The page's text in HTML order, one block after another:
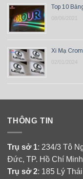
Top 10
08/06/2021
Xi Mạ
02/01/2024
THÔNG TIN
Trụ sở 1: 234/3 Tô
Đức, TP. Hồ Chí Minh
Trụ sở 2: 185 Lý